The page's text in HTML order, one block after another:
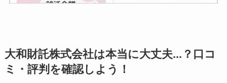
アトムクリニックは
怪しい？口コミ・評
大和財託株式会社は本当に大丈夫...？口コ
ミ・評判を確認しよう！